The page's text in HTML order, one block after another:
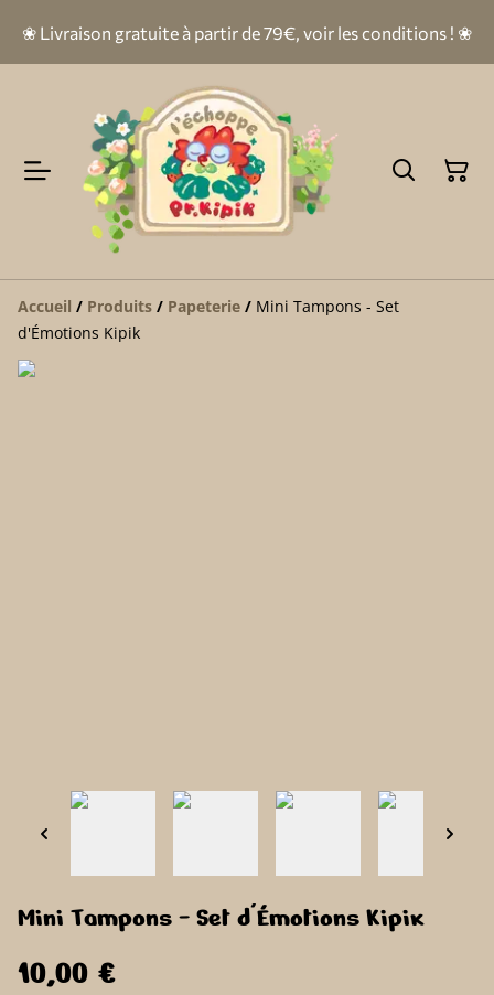
❀ Livraison gratuite à partir de 79€, voir les conditions ! ❀
Accueil / Produits / Papeterie / Mini Tampons - Set
d'Émotions Kipik
Mini Tampons - Set d'Émotions Kipik
10,00 €